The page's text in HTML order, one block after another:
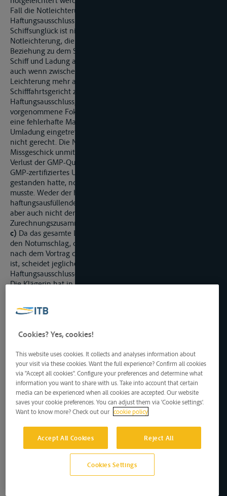
Fall die Notleichterung in die Schute »M.«, betraf somit den
Haftungsausschluss wegen nautischen Verschuldens. Das
Schiffsunglück ist nicht nur conditio sine qua non für diese
Notleichterung, die Notleichterung stand auch in enger
Beziehung zu dem Schiffsunglück, da sie erforderlich war, um
Schiff und Ladung aus einer akuten Gefahrenlage zu retten,
auch wenn zwischen der Havarie und dem Beginn der
Leichterung mehr als 24 Stunden lagen. Die vom
Schifffahrtsgericht zur Verneinung eines
Haftungsausschlussgrundes infolge nautischen Verschuldens
vorgenommene Fokusierung darauf, dass der Schaden durch
eine fehlerhafte Maßnahme im Zusammenhang mit der
Umladung eingetreten sei, wird dem konkreten Geschehen
nicht gerecht. Die Notleichterung war durch das nautische
Missgeschick unmittelbar bedingt. Dies gilt auch für den
Verlust der GMP-Qualität für das umgeschlagene Gut, da
GMP-zertifiziertes Umschlagsgerät nicht zur Verfügung
gestanden hatte, notgedrungen aber gehandelt werden
musste. Weder der haftungsbegründende noch der
haftungsausfüllende Ursachenzusammenhang insbesondere
aber auch nicht der haftungsrechtliche
Zurechnungszusammenhang wurden unterbrochen.
c) Da das gesamte Ladungsgut bereits durch diesen ersten,
den Notumschlag, die GMP-Qualität verlor, wovon der Senat
nach dem Vortrag der Parteien in beiden Instanzen überzeugt
ist, scheidet jegliche Haftung der Beklagten wegen des
Haftungsausschlusses für nautisches Verschulden aus.
Die Klägerin hat in ihrer Berufungsbegründung bekräftigt, und
Qualität dadurch eingetreten ist, dass der Umschlag mit nicht
in diesem Zusammenhang ausdrücklich auf den Vortrag der
Beförderungsmittel, sondern auch Umschlagsgeräte zu
zertifizieren waren. Bei Verwendung eines nicht zertifizierten
Umschlagsgeräts hat nicht nur die damit tatsächlich
umgeschlagene Ware die GMP-Qualität eingebüßt, sondern
in gleicher Weise auch die gesamte nicht umgeschlagene
Ware, die sich noch im ursprünglichen Transportmittel befand.
Dies gilt in besonderem Maße dann, wenn der aus dem
ursprünglichen Transportmittel mit dem nicht zertifizierten
Umschlagsgerät entfernte Ladungsteil wie hier über 16 % der
großflächigen Kontakt auch der im ursprünglichen
Transportmittel verbleibenden Ware mit dem Umschlagsgerät
Cookies? Yes, cookies!
This website uses cookies. It collects and analyses information about
your visit via these cookies. Want the full experience? Confirm all cookies
via "Accept all cookies". Configure your preferences and determine what
information you want to share with us. Take into account that certain
media can be experienced when all cookies are accepted. Our website
saves your cookie preferences. You can adjust them via 'Cookie settings'.
Want to know more? Check out our cookie policy
Accept All Cookies Reject All
Cookies Settings